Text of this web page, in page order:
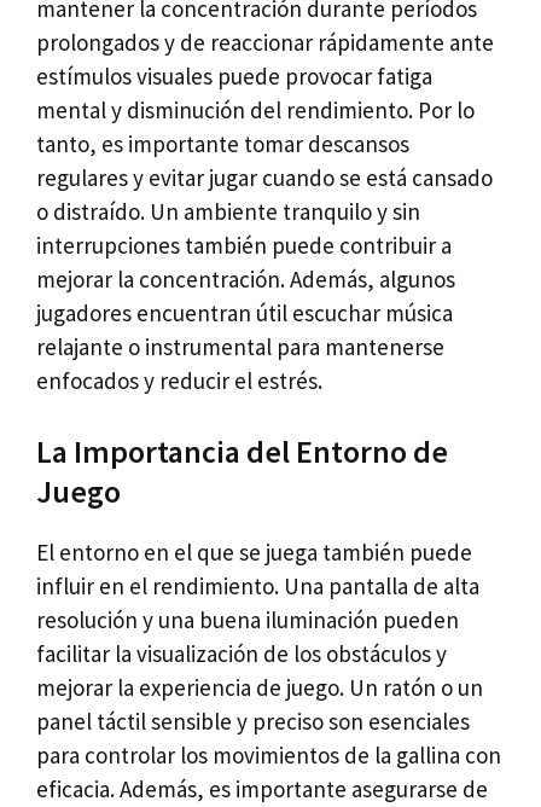
mantener la concentración durante períodos
prolongados y de reaccionar rápidamente ante
estímulos visuales puede provocar fatiga
mental y disminución del rendimiento. Por lo
tanto, es importante tomar descansos
regulares y evitar jugar cuando se está cansado
o distraído. Un ambiente tranquilo y sin
interrupciones también puede contribuir a
mejorar la concentración. Además, algunos
jugadores encuentran útil escuchar música
relajante o instrumental para mantenerse
enfocados y reducir el estrés.
La Importancia del Entorno de
Juego
El entorno en el que se juega también puede
influir en el rendimiento. Una pantalla de alta
resolución y una buena iluminación pueden
facilitar la visualización de los obstáculos y
mejorar la experiencia de juego. Un ratón o un
panel táctil sensible y preciso son esenciales
para controlar los movimientos de la gallina con
eficacia. Además, es importante asegurarse de